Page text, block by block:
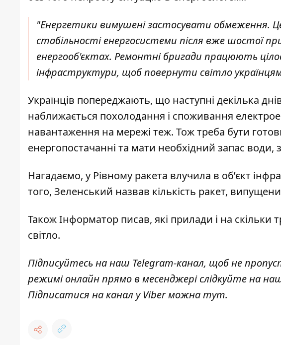
"Енергетики вимушені застосувати обмеження.
стабільності енергосистеми після вже шостої
енергооб'єктах. Ремонтні бригади працюють
інфраструктури, щоб повернути світло
Українців попереджають, що наступні декілька
наближається похолодання і споживання
навантаження на мережі теж. Тож треба бути
енергопостачанні та мати необхідний запас води,
Нагадаємо, у Рівному ракета влучила в об’єкт
того, Зеленський назвав кількість ракет,
ТакожІнформатор писав, які прилади і на скільки
світло.
Підписуйтесь на наш Telegram-канал, щоб не
режимі онлайн прямо в месенджері слідкуйте на
Підписатися на канал у Viber можнатут.